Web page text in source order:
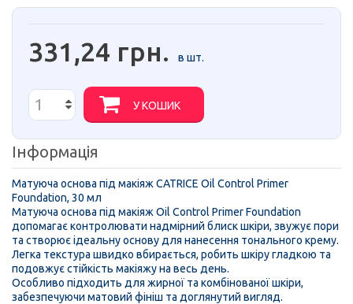
331,24 грн. в шт.
У КОШИК
Інформація
Матуюча основа під макіяж CATRICE Oil Control Primer
Foundation, 30 мл
Матуюча основа під макіяж Oil Control Primer Foundation
допомагає контролювати надмірний блиск шкіри, звужує пори
та створює ідеальну основу для нанесення тонального крему.
Легка текстура швидко вбирається, робить шкіру гладкою та
подовжує стійкість макіяжу на весь день.
Особливо підходить для жирної та комбінованої шкіри,
забезпечуючи матовий фініш та доглянутий вигляд.